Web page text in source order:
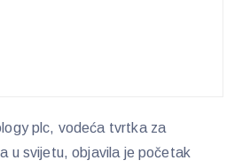
plc, vodeća tvrtka za
u svijetu, objavila je početak